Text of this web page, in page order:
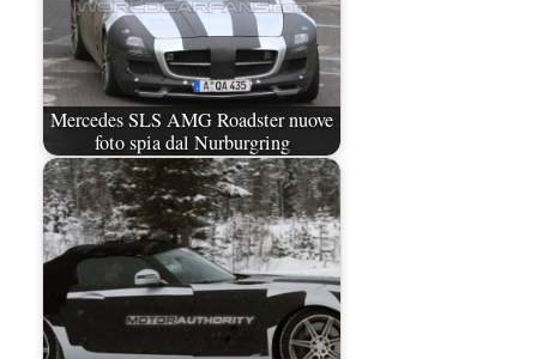
Mercedes SLS AMG Roadster nuove
foto spia dal Nurburgring